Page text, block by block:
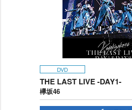
DVD
THE LAST LIVE -DAY1-
欅坂46